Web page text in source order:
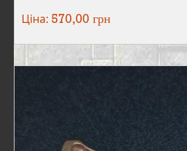
Ціна: 570,00 грн